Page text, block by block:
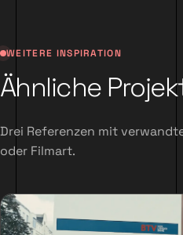
WEITERE INSPIRATION
Ähnliche
Drei Referenzen mit
oder Filmart.